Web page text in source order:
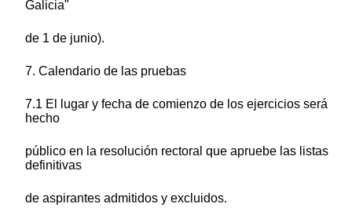
Galicia"
de 1 de junio).
7. Calendario de las pruebas
7.1 El lugar y fecha de comienzo de los ejercicios será
hecho
público en la resolución rectoral que apruebe las listas
definitivas
de aspirantes admitidos y excluidos.